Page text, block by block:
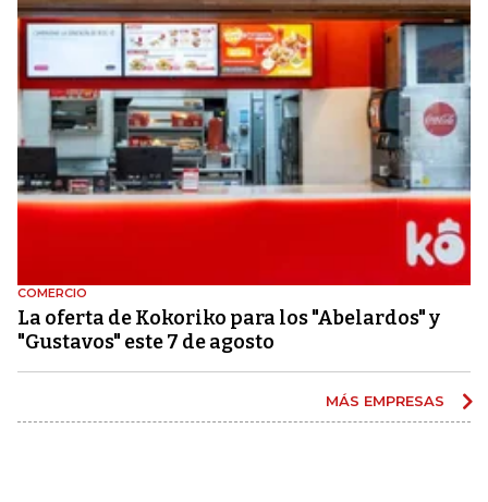
COMERCIO
La oferta de Kokoriko para los "Abelardos" y
"Gustavos" este 7 de agosto
MÁS EMPRESAS